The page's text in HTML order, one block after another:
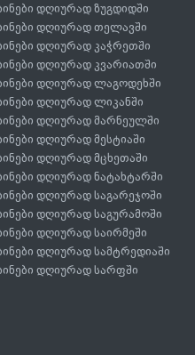
დღიურად ზუგდიდში
დღიურად თელავში
დღიურად კაჭრეთში
დღიურად კვარიათში
დღიურად ლაგოდეხში
დღიურად ლიკანში
დღიურად მარნეულში
დღიურად მესტიაში
დღიურად მცხეთაში
დღიურად ნატახტარში
დღიურად საგარეჯოში
დღიურად საგურამოში
დღიურად საირმეში
დღიურად სამტრედიაში
დღიურად სარფში